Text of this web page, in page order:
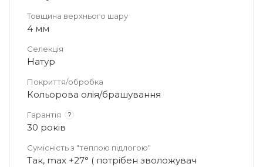
Товщина верхнього шару
4 мм
Селекція
Натур
Покриття/обробка
Кольорова олія/брашування
Гарантія ?
30 років
Сумісність з "теплою підлогою"
Так, max +27° ( потрібен зволожувач